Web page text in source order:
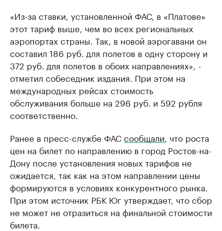
«Из-за ставки, установленной ФАС, в «Платове»
этот тариф выше, чем во всех региональных
аэропортах страны. Так, в новой аэрогавани он
составил 186 руб. для полетов в одну сторону и
372 руб. для полетов в обоих направлениях», -
отметил собеседник издания. При этом на
международных рейсах стоимость
обслуживания больше на 296 руб. и 592 рубля
соответственно.
Ранее в пресс-службе ФАСсообщали , что роста
цен на билет по направлению в город Ростов-на-
Дону после установления новых тарифов не
ожидается, так как на этом направлении цены
формируются в условиях конкурентного рынка.
При этом источник РБК Юг утверждает, что сбор
не может не отразиться на финальной стоимости
билета.